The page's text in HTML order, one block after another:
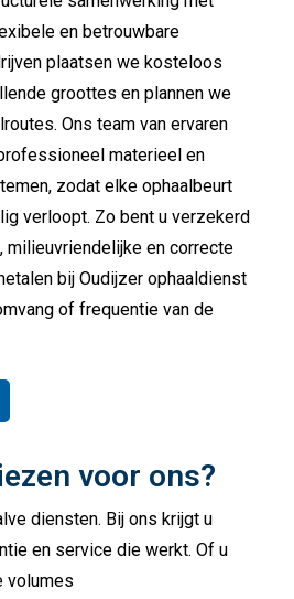
en betrouwbare
plaatsen we kosteloos
groottes en plannen we
Ons team van ervaren
materieel en
zodat elke ophaalbeurt
verloopt. Zo bent u verzekerd
milieuvriendelijke en correcte
bij Oudijzer ophaaldienst
of frequentie van de
voor ons?
diensten. Bij ons krijgt u
en service die werkt. Of u
volumes